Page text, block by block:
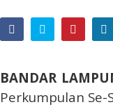
BANDAR
Perkumpulan Se-